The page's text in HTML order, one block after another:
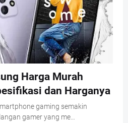
Harga Murah
dan Harganya
gaming semakin
gamer yang me…